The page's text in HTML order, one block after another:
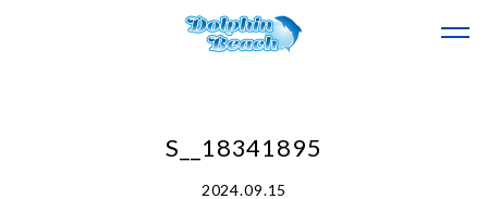
S__18341895
2024.09.15